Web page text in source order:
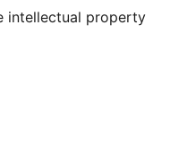
intellectual property